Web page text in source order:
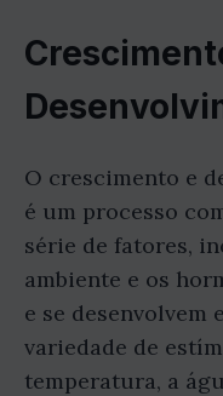
O crescimento e
é um processo
série de fatores,
ambiente e os
e se desenvolvem
variedade de
temperatura, a